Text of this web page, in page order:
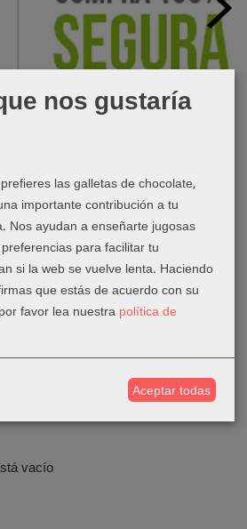
vacío
nos gustaría
las galletas de chocolate,
importante contribución a tu
Nos ayudan a enseñarte jugosas
para facilitar tu
si la web se vuelve lenta. Haciendo
que estás de acuerdo con su
favor lea nuestra política de
Aceptar todas